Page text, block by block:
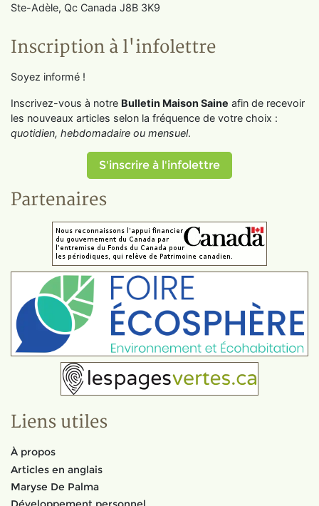
Ste-Adèle, Qc Canada J8B 3K9
Inscription à l'infolettre
Soyez informé !
Inscrivez-vous à notre Bulletin Maison Saine afin de recevoir
les nouveaux articles selon la fréquence de votre choix :
quotidien, hebdomadaire ou mensuel.
S'inscrire à l'infolettre
Partenaires
Liens utiles
À propos
Articles en anglais
Maryse De Palma